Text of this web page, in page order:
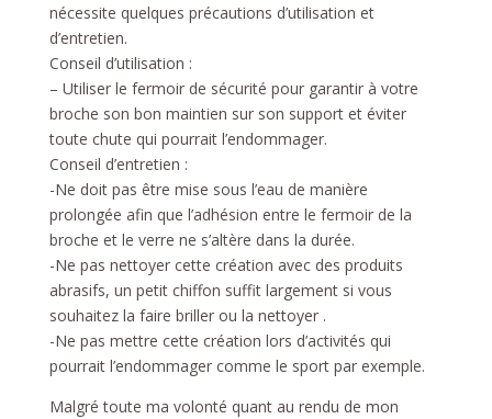
nécessite quelques précautions d’utilisation et
d’entretien.
Conseil d’utilisation :
– Utiliser le fermoir de sécurité pour garantir à votre
broche son bon maintien sur son support et éviter
toute chute qui pourrait l’endommager.
Conseil d’entretien :
-Ne doit pas être mise sous l’eau de manière
prolongée afin que l’adhésion entre le fermoir de la
broche et le verre ne s’altère dans la durée.
-Ne pas nettoyer cette création avec des produits
abrasifs, un petit chiffon suffit largement si vous
souhaitez la faire briller ou la nettoyer .
-Ne pas mettre cette création lors d’activités qui
pourrait l’endommager comme le sport par exemple.
Malgré toute ma volonté quant au rendu de mon